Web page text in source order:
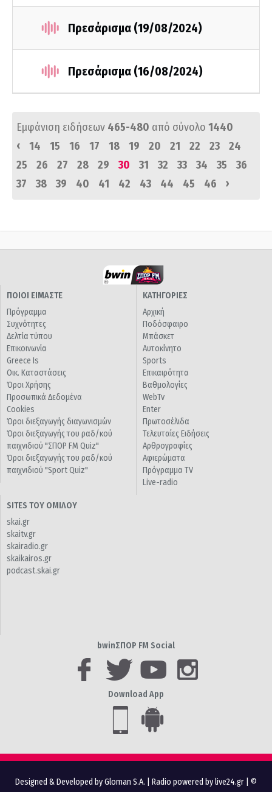
Πρεσάρισμα (19/08/2024)
Πρεσάρισμα (16/08/2024)
Εμφάνιση ειδήσεων 465-480 από σύνολο 1440
‹
14 15 16 17 18 19 20 21 22 23
24
25
26 27 28 29 30 31 32 33 34 35
36
37
38 39 40 41 42 43 44 45 46 ›
ΠΟΙΟΙ ΕΙΜΑΣΤΕ
Πρόγραμμα
Συχνότητες
Δελτία τύπου
Επικοινωνία
Greece Is
Οικ. Καταστάσεις
Όροι Χρήσης
Προσωπικά Δεδομένα
Cookies
Όροι διεξαγωγής διαγωνισμών
Όροι διεξαγωγής του ραδ/κού
παιχνιδιού "ΣΠΟΡ FM Quiz"
Όροι διεξαγωγής του ραδ/κού
παιχνιδιού "Sport Quiz"
ΚΑΤΗΓΟΡΙΕΣ
Αρχική
Ποδόσφαιρο
Μπάσκετ
Αυτοκίνητο
Sports
Επικαιρότητα
Βαθμολογίες
WebTv
Enter
Πρωτοσέλιδα
Τελευταίες Ειδήσεις
Αρθρογραφίες
Αφιερώματα
Πρόγραμμα TV
Live-radio
SITES ΤΟΥ ΟΜΙΛΟΥ
skai.gr
skaitv.gr
skairadio.gr
skaikairos.gr
podcast.skai.gr
bwinΣΠΟΡ FM Social
Download App
Designed & Developed by Gloman S.A. Radio powered by live24.gr | ©